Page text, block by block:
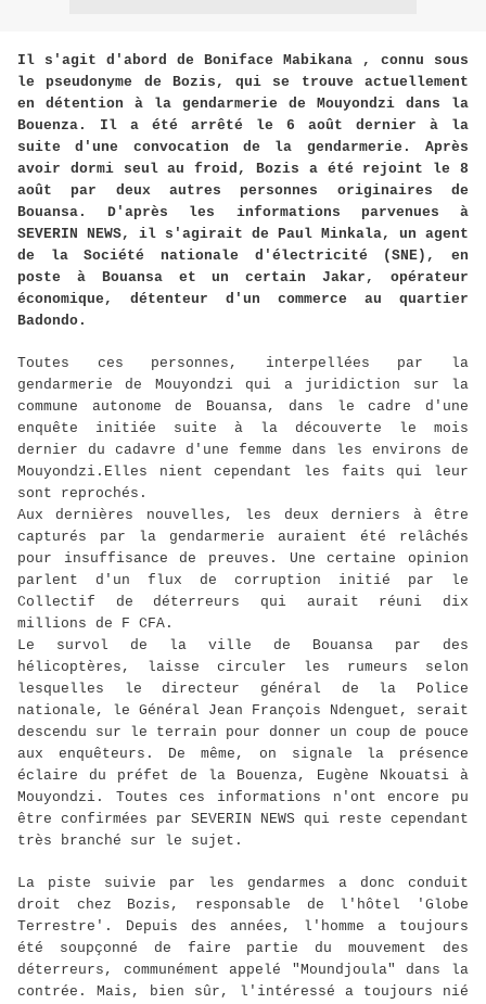
Il s'agit d'abord de Boniface Mabikana , connu sous
le pseudonyme de Bozis, qui se trouve actuellement
en détention à la gendarmerie de Mouyondzi dans la
Bouenza. Il a été arrêté le 6 août dernier à la
suite d'une convocation de la gendarmerie. Après
avoir dormi seul au froid, Bozis a été rejoint le 8
août par deux autres personnes originaires de
Bouansa. D'après les informations parvenues à
SEVERIN NEWS, il s'agirait de Paul Minkala, un agent
de la Société nationale d'électricité (SNE), en
poste à Bouansa et un certain Jakar, opérateur
économique, détenteur d'un commerce au quartier
Badondo.
Toutes ces personnes, interpellées par la
gendarmerie de Mouyondzi qui a juridiction sur la
commune autonome de Bouansa, dans le cadre d'une
enquête initiée suite à la découverte le mois
dernier du cadavre d'une femme dans les environs de
Mouyondzi.Elles nient cependant les faits qui leur
sont reprochés.
Aux dernières nouvelles, les deux derniers à être
capturés par la gendarmerie auraient été relâchés
pour insuffisance de preuves. Une certaine opinion
parlent d'un flux de corruption initié par le
Collectif de déterreurs qui aurait réuni dix
millions de F CFA.
Le survol de la ville de Bouansa par des
hélicoptères, laisse circuler les rumeurs selon
lesquelles le directeur général de la Police
nationale, le Général Jean François Ndenguet, serait
descendu sur le terrain pour donner un coup de pouce
aux enquêteurs. De même, on signale la présence
éclaire du préfet de la Bouenza, Eugène Nkouatsi à
Mouyondzi. Toutes ces informations n'ont encore pu
être confirmées par SEVERIN NEWS qui reste cependant
très branché sur le sujet.
La piste suivie par les gendarmes a donc conduit
droit chez Bozis, responsable de l'hôtel 'Globe
Terrestre'. Depuis des années, l'homme a toujours
été soupçonné de faire partie du mouvement des
déterreurs, communément appelé "Moundjoula" dans la
contrée. Mais, bien sûr, l'intéressé a toujours nié